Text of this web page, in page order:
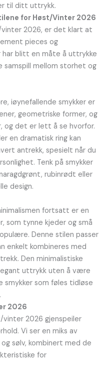
til ditt uttrykk.
for Høst/Vinter 2026
vinter 2026, er det klart at
pieces og
har blitt en måte å uttrykke
samspill mellom storhet og
iøynefallende smykker er
geometriske former, og
og det er lett å se hvorfor.
en dramatisk ring kan
antrekk, spesielt når du
Tenk på smykker
rubinrødt eller
design.
fortsatt er en
som tynne kjeder og små
Denne stilen passer
enkelt kombineres med
Den minimalistiske
uttrykk uten å være
smykker som føles tidløse
2026
vinter 2026 gjenspeiler
Vi ser en miks av
sølv, kombinert med de
for